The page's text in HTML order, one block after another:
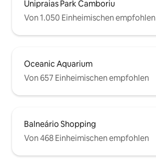
Unipraias Park Camboriu
Von 1.050 Einheimischen empfohlen
Oceanic Aquarium
Von 657 Einheimischen empfohlen
Balneário Shopping
Von 468 Einheimischen empfohlen